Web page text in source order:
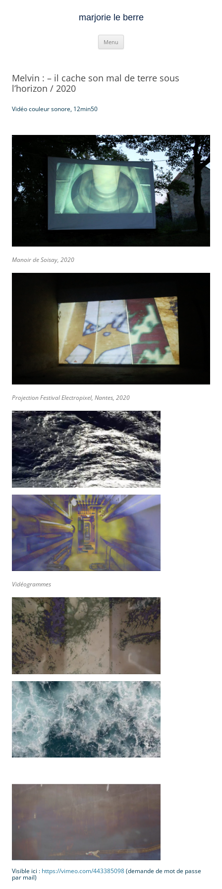
marjorie le berre
Menu
Melvin : – il cache son mal de terre sous
l’horizon / 2020
Vidéo couleur sonore, 12min50
Manoir de Soisay, 2020
Projection Festival Electropixel, Nantes, 2020
Vidéogrammes
Visible ici : https://vimeo.com/443385098(demande de mot de passe
par mail)